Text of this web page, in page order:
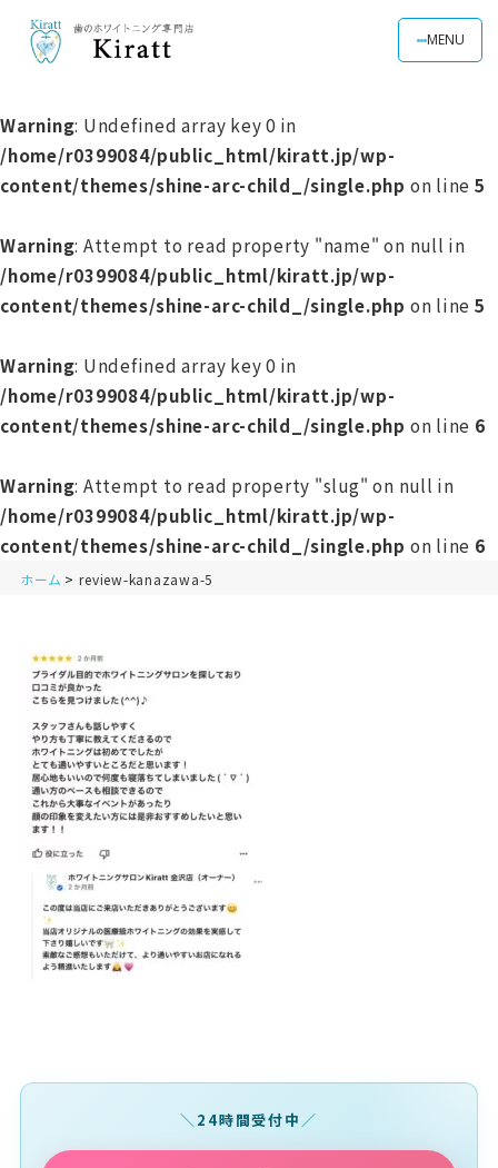
MENU
Warning: Undefined array key 0 in
/home/r0399084/public_html/kiratt.jp/wp-
content/themes/shine-arc-child_/single.php on line 5
Warning: Attempt to read property "name" on null in
/home/r0399084/public_html/kiratt.jp/wp-
content/themes/shine-arc-child_/single.php on line 5
Warning: Undefined array key 0 in
/home/r0399084/public_html/kiratt.jp/wp-
content/themes/shine-arc-child_/single.php on line 6
Warning: Attempt to read property "slug" on null in
/home/r0399084/public_html/kiratt.jp/wp-
content/themes/shine-arc-child_/single.php on line 6
ホーム review-kanazawa-5
24時間受付中